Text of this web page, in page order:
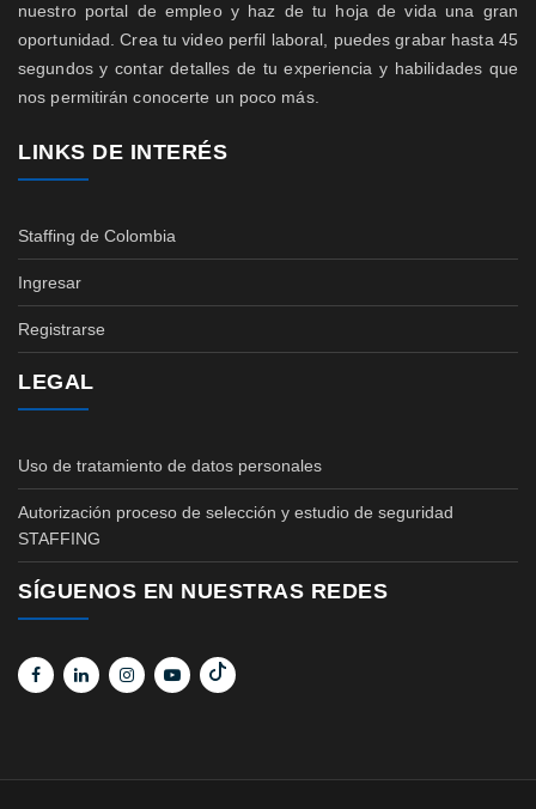
nuestro portal de empleo y haz de tu hoja de vida una gran
oportunidad. Crea tu video perfil laboral, puedes grabar hasta 45
segundos y contar detalles de tu experiencia y habilidades que
nos permitirán conocerte un poco más.
LINKS DE INTERÉS
Staffing de Colombia
Ingresar
Registrarse
LEGAL
Uso de tratamiento de datos personales
Autorización proceso de selección y estudio de seguridad
STAFFING
SÍGUENOS EN NUESTRAS REDES